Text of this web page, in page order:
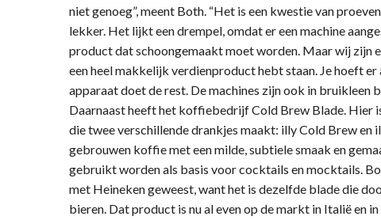
niet genoeg”, meent Both. “Het is een kwestie van
lekker. Het lijkt een drempel, omdat er een machine
product dat schoongemaakt moet worden. Maar wij zijn
een heel makkelijk verdienproduct hebt staan. Je hoeft er
apparaat doet de rest. De machines zijn ook in bruikleen
Daarnaast heeft het koffiebedrijf Cold Brew Blade. Hier
die twee verschillende drankjes maakt: illy Cold Brew en
gebrouwen koffie met een milde, subtiele smaak en
gebruikt worden als basis voor cocktails en mocktails.
met Heineken geweest, want het is dezelfde blade die
bieren. Dat product is nu al even op de markt in Italië en